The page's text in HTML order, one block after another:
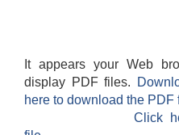
It appears your Web
display PDF files.
here to download the PDF
Click